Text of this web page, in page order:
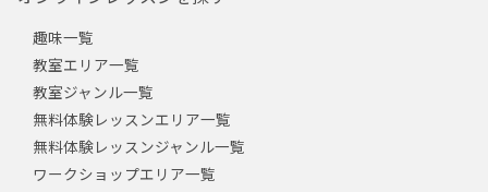
趣味一覧
教室エリア一覧
教室ジャンル一覧
無料体験レッスンエリア一覧
無料体験レッスンジャンル一覧
ワークショップエリア一覧